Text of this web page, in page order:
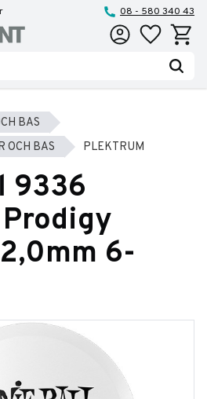
08 - 580 340 43
Favoriter
BAS
OCH BAS
PLEKTRUM
9336
6-